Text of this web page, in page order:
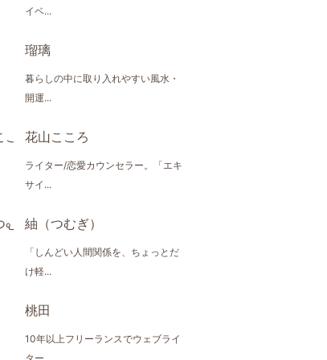
イベ...
瑠璃
暮らしの中に取り入れやすい風水・
開運...
花山こころ
ライター/恋愛カウンセラー。「エキ
サイ...
紬（つむぎ）
「しんどい人間関係を、ちょっとだ
け軽...
桃田
10年以上フリーランスでウェブライ